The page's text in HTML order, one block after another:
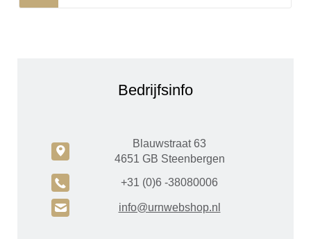
Bedrijfsinfo
c
Blauwstraat 63
4651 GB Steenbergen
A +31 (0)6 -38080006
H info@urnwebshop.nl